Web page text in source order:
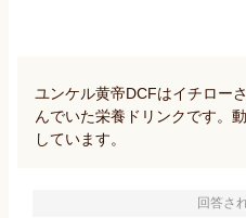
ユンケル黄帝DCFはイチロー
んでいた栄養ドリンクです。
しています。
回答さ